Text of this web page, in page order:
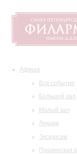
Афиша
Все события
Большой зал
Малый зал
Лекции
Экскурсии
Пушкинская